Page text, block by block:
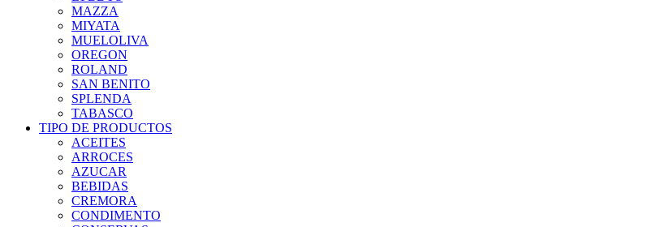
MAZZA
MIYATA
MUELOLIVA
OREGON
ROLAND
SAN BENITO
SPLENDA
TABASCO
TIPO DE PRODUCTOS
ACEITES
ARROCES
AZUCAR
BEBIDAS
CREMORA
CONDIMENTO